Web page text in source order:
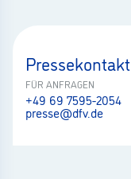
Pressekontakt
FÜR ANFRAGEN
+49 69 7595-2054
presse@dfv.de